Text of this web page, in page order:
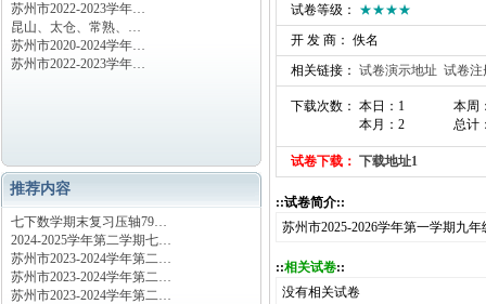
苏州市2022-2023学年…
昆山、太仓、常熟、…
苏州市2020-2024学年…
苏州市2022-2023学年…
推荐内容
七下数学期末复习压轴79…
2024-2025学年第二学期七…
苏州市2023-2024学年第二…
苏州市2023-2024学年第二…
苏州市2023-2024学年第二…
试卷等级： ★★★★
开 发 商： 佚名
相关链接： 试卷演示地址 试卷注
下载次数： 本日：1
本月：2
本周
总计
试卷下载： 下载地址1
::试卷简介::
苏州市2025-2026学年第一学期九
::相关试卷::
没有相关试卷